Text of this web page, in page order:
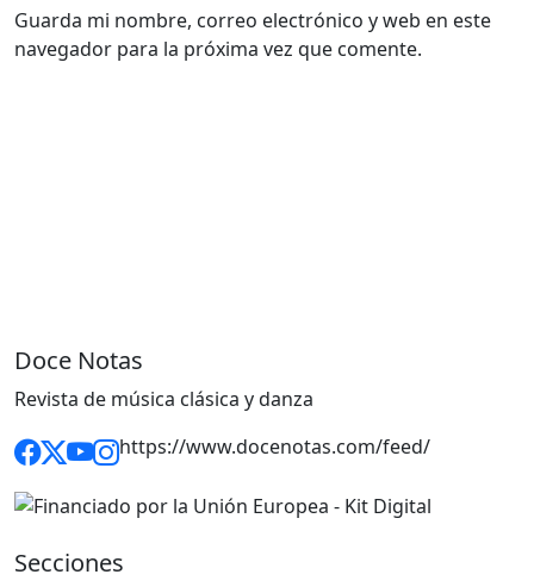
Guarda mi nombre, correo electrónico y web en este
navegador para la próxima vez que comente.
Doce Notas
Revista de música clásica y danza
https://www.docenotas.com/feed/
Secciones